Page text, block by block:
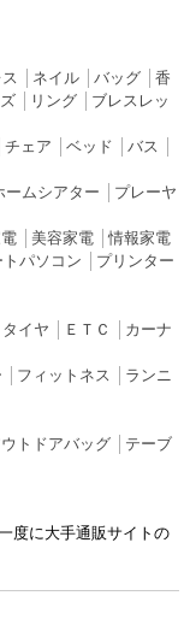
ネイル│ バッグ│ 香
│ リング│ ブレスレッ
チェア ベッド バス
ームシアター
プレーヤ
│ 美容家電│情報家電
トパソコン
プリンター
タイヤ ＥＴＣ
カーナ
フィットネス
ランニ
トドアバッグ│ テーブ
度に大手通販サイトの